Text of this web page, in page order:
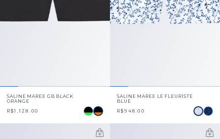
SALINE MAREE GB BLACK
ORANGE
R$1,128.00
SALINE MAREE LE FLEURISTE
BLUE
R$948.00